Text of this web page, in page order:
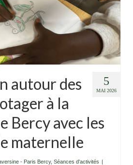
5
MAI 2026
autour des
à la
Bercy avec les
maternelle
- Paris Bercy, Séances d'activités |